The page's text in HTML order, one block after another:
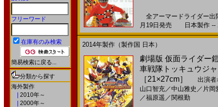
フリーワード
在庫有のみ検索
簡易検索に戻る...
分類から探す
海外製作
2010年～
2000年～
全アーマードライダー出
月19日発売 日本製作 --
2014年製作（製作国 日本）
劇場版 仮面ライダー
車戦隊トッキュウジ
［21×27cm］
出演者
山口智充／中山雅史 ／ 片岡
／福原遥 ／ 関根勤